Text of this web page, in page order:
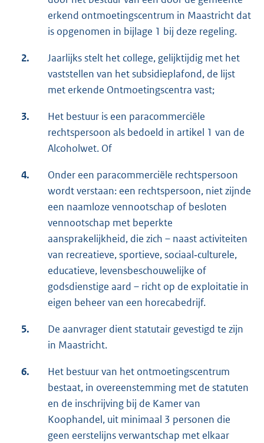
erkend ontmoetingscentrum in Maastricht dat
is opgenomen in bijlage 1 bij deze regeling.
2.
Jaarlijks stelt het college, gelijktijdig met het
vaststellen van het subsidieplafond, de lijst
met erkende Ontmoetingscentra vast;
3.
Het bestuur is een paracommerciële
rechtspersoon als bedoeld in artikel 1 van de
Alcoholwet. Of
4.
Onder een paracommerciële rechtspersoon
wordt verstaan: een rechtspersoon, niet zijnde
een naamloze vennootschap of besloten
vennootschap met beperkte
aansprakelijkheid, die zich – naast activiteiten
van recreatieve, sportieve, sociaal‑culturele,
educatieve, levensbeschouwelijke of
godsdienstige aard – richt op de exploitatie in
eigen beheer van een horecabedrijf.
5.
De aanvrager dient statutair gevestigd te zijn
in Maastricht.
6.
Het bestuur van het ontmoetingscentrum
bestaat, in overeenstemming met de statuten
en de inschrijving bij de Kamer van
Koophandel, uit minimaal 3 personen die
geen eerstelijns verwantschap met elkaar